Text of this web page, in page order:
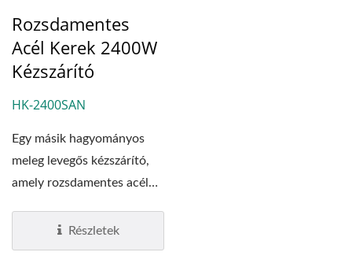
Rozsdamentes
Acél Kerek 2400W
Kézszárító
HK-2400SAN
Egy másik hagyományos
meleg levegős kézszárító,
amely rozsdamentes acél
Részletek